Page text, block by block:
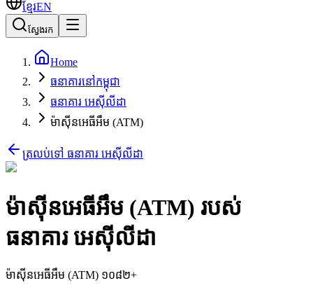
ខ្មែរEN
ស្វែងរក
Home
ធនាគារនៅកម្ពុជា
ធនាគារ អេស៊ីលីដា
ម៉ាស៊ីនអេធីអឹម (ATM)
ត្រលប់ទៅ ធនាគារ អេស៊ីលីដា
ម៉ាស៊ីនអេធីអឹម (ATM) របស់
ធនាគារ អេស៊ីលីដា
ម៉ាស៊ីនអេធីអឹម (ATM) ១០៨២+